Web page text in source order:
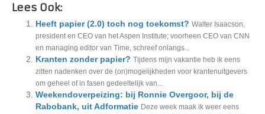
Lees Ook:
Heeft papier (2.0) toch nog toekomst? Walter Isaacson,
president en CEO van het Aspen Institute; voorheen CEO van CNN
en managing editor van Time, schreef onlangs...
Kranten zonder papier? Tijdens mijn vakantie heb ik eens
zitten nadenken over de (on)mogelijkheden voor krantenuitgevers
om geheel of in fasen gedeeltelijk van...
Weekendoverpeizing: bij Ronnie Overgoor, bij de
Rabobank, uit Adformatie Deze week maak ik weer eens